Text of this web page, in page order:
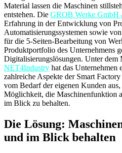
Material lassen die Maschinen
entstehen. Die GROB Werke GmbH
Erfahrung in der Entwicklung von
Automatisierungssystemen sowie
für die 5-Seiten-Bearbeitung von
Produktportfolio des Unternehmens
Digitalisierungslösungen. Unter dem
NET4Industry hat das Unternehmen
zahlreiche Aspekte der Smart
vom Bedarf der eigenen Kunden
Möglichkeit, die Maschinenfunktion
im Blick zu behalten.
Die Lösung:
und im Blick behalten